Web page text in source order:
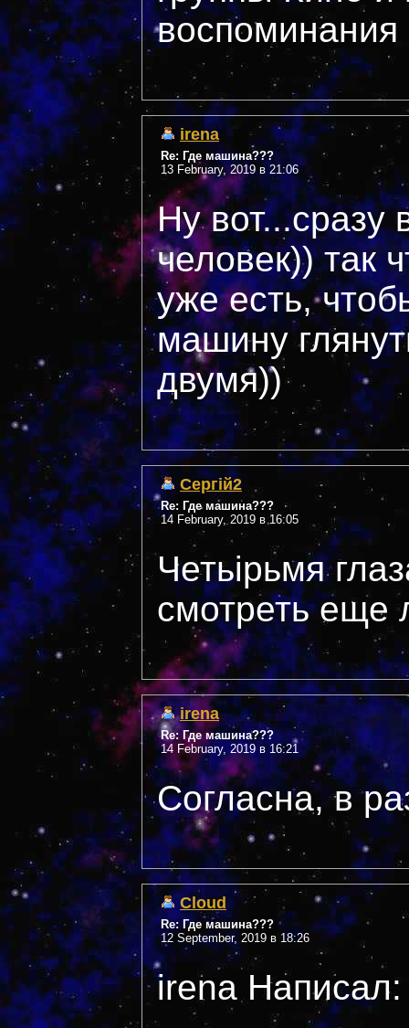
воспоминания
irena
Re: Где машина???
13 February, 2019 в 21:06
Ну вот...сразу
человек)) так
уже есть,
машину
двумя))
Сергій2
Re: Где машина???
14 February, 2019 в 16:05
Четьірьмя
смотреть еще
irena
Re: Где машина???
14 February, 2019 в 16:21
Согласна, в
Cloud
Re: Где машина???
12 September, 2019 в 18:26
irena Написал: